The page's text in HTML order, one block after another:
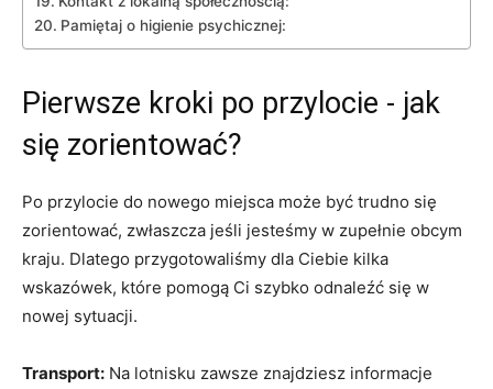
Pamiętaj​ o‍ higienie psychicznej:
Pierwsze kroki po przylocie ⁤- ​jak
⁢się zorientować?
Po‌ przylocie do nowego miejsca może być trudno się
zorientować, zwłaszcza jeśli jesteśmy w​ zupełnie obcym
kraju. Dlatego przygotowaliśmy dla Ciebie kilka
wskazówek,​ które pomogą Ci szybko odnaleźć się w
nowej sytuacji.
Transport: ⁣Na lotnisku ‍zawsze znajdziesz informacje